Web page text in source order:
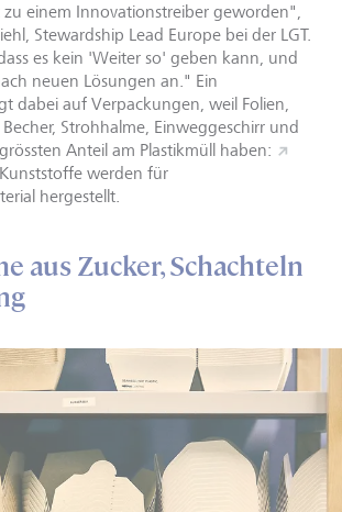
zu einem Innovationstreiber geworden",
Stewardship Lead Europe bei der LGT.
es kein 'Weiter so' geben kann, und
neuen Lösungen an." Ein
dabei auf Verpackungen, weil Folien,
Strohhalme, Einweggeschirr und
Anteil am Plastikmüll haben:
werden für
hergestellt.
aus Zucker, Schachteln